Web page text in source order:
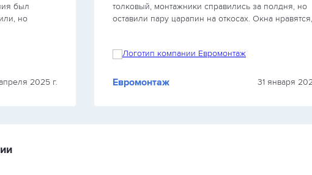
был
но
2025 г.
толковый, монтажники справились за полдня, но
оставили пару царапин на откосах. Окна
Евромонтаж 31 января